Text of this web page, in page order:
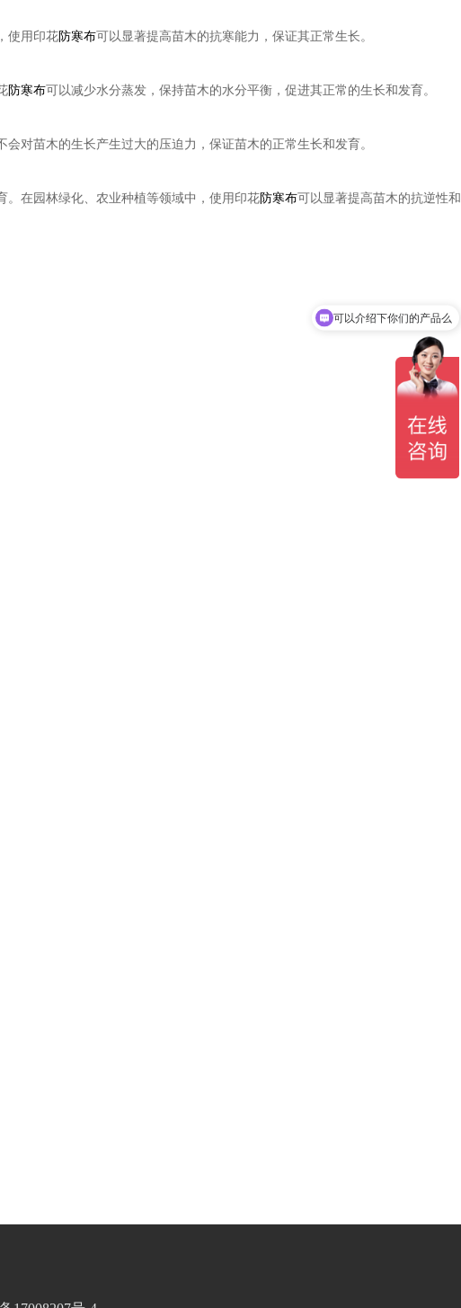
使用印花防寒布可以显著提高苗木的抗寒能力，保证其正常生长。
防寒布可以减少水分蒸发，保持苗木的水分平衡，促进其正常的生长和发育。
对苗木的生长产生过大的压迫力，保证苗木的正常生长和发育。
。在园林绿化、农业种植等领域中，使用印花防寒布可以显著提高苗木的抗逆性和
可以介绍下你们的产品么